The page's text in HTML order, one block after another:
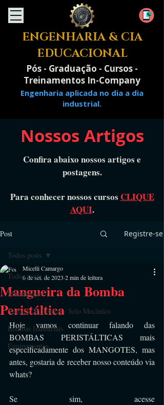
ENGENHARIA & CIA
EDUCACIONAL
Pós - Graduação - Cursos -
Treinamentos In-Company
Engenharia aplicada no dia a dia
industrial.
Nossos Artigos
Confira abaixo nossos artigos e
postagens.
Para conhecer nossos cursos CLIQUE
AQUI.
Post Registre-se
Todos posts
Manutenção
Vedação Industrial - Selo Mecânico
Bombas Industriais
Equipamentos
Todos posts
Mangueira da Bomba
Peristáltica
Micelli Camargo
6 de set. de 2023 2 min de leitura
Hoje vamos continuar falando das
BOMBAS PERISTÁLTICAS mais
especificadamente dos MANGOTES, mas
antes, gostaria de receber nosso conteúdo via
whats?